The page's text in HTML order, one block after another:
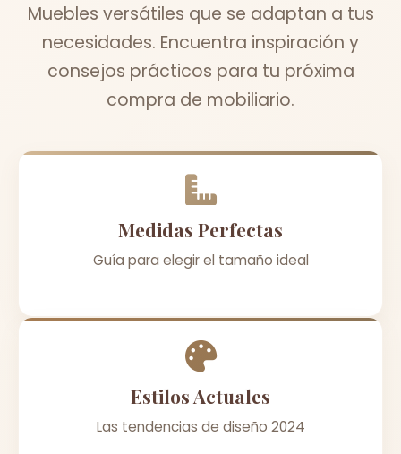
Muebles versátiles que se adaptan a tus
necesidades. Encuentra inspiración y
consejos prácticos para tu próxima
compra de mobiliario.
Medidas Perfectas
Guía para elegir el tamaño ideal
Estilos Actuales
Las tendencias de diseño 2024